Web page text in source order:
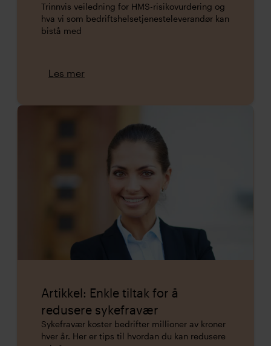
Trinnvis veiledning for HMS-risikovurdering og
hva vi som bedriftshelsetjenesteleverandør kan
bistå med
Les mer
Artikkel: Enkle tiltak for å
redusere sykefravær
Sykefravær koster bedrifter millioner av kroner
hver år. Her er tips til hvordan du kan redusere